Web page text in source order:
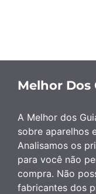
Melhor Dos
A Melhor dos
sobre aparelhos
Analisamos os
para você não
compra. Não
fabricantes dos